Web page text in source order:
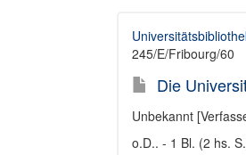
245/E/Fribourg/60
Die
Unbekannt
o.D.. - 1 Bl. (2 hs.